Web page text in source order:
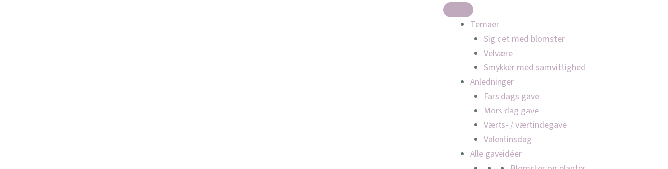
Temaer
Sig det med blomster
Velvære
Smykker med samvittighed
Anledninger
Fars dags gave
Mors dag gave
Værts- / værtindegave
Valentinsdag
Alle gaveidéer